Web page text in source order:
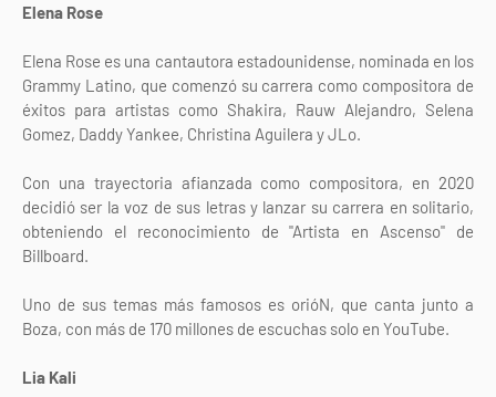
Elena Rose
Elena Rose es una cantautora estadounidense, nominada en los
Grammy Latino, que comenzó su carrera como compositora de
éxitos para artistas como Shakira, Rauw Alejandro, Selena
Gomez, Daddy Yankee, Christina Aguilera y JLo.
Con una trayectoria afianzada como compositora, en 2020
decidió ser la voz de sus letras y lanzar su carrera en solitario,
obteniendo el reconocimiento de "Artista en Ascenso" de
Billboard.
Uno de sus temas más famosos es orióN, que canta junto a
Boza, con más de 170 millones de escuchas solo en YouTube.
Lia Kali